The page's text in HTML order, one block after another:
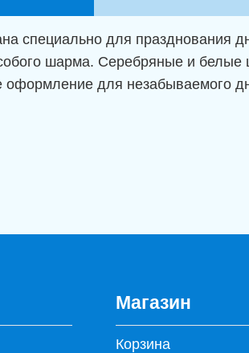
специально для
шарма. Серебряные и белые
оформление для незабываемого
Магазин
Корзина